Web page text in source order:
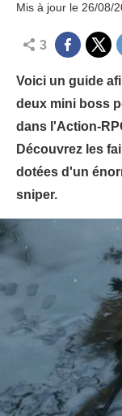
Mis à jour le 26/08/
3
Voici un guide
deux mini boss
dans l'Action-
Découvrez les
dotées d'un
sniper.